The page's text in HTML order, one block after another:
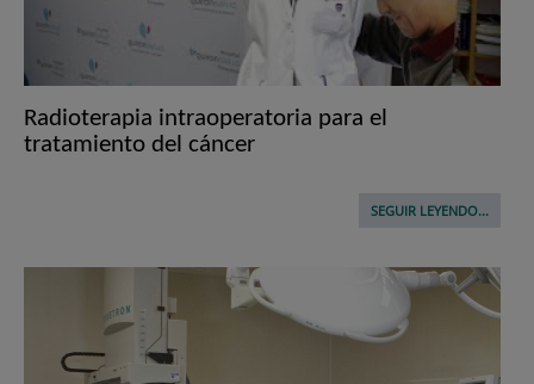
Radioterapia intraoperatoria para el
tratamiento del cáncer
SEGUIR LEYENDO...